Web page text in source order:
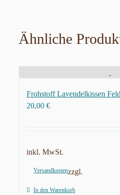
Ähnliche
Frohstoff Lavendelkissen
20,00 €
inkl. MwSt.
zzgl.
Versandkosten
In den Warenkorb